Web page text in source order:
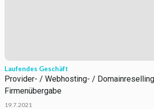
Laufendes Geschäft
Provider- / Webhosting- /
Firmenübergabe
19.7.2021